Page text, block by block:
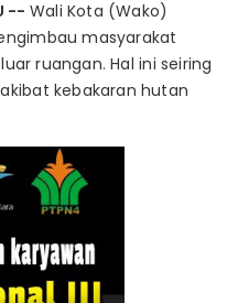
-- Wali Kota (Wako)
masyarakat
ruangan. Hal ini seiring
kebakaran hutan